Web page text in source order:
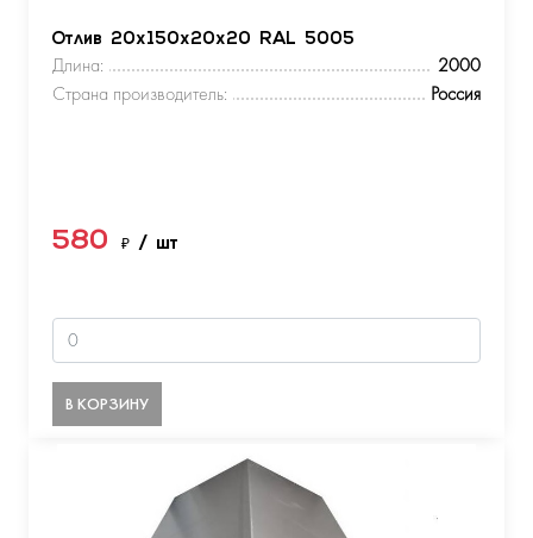
Отлив 20х150х20х20 RAL 5005
Длина:
2000
Страна производитель:
Россия
580 ₽ / шт
В КОРЗИНУ